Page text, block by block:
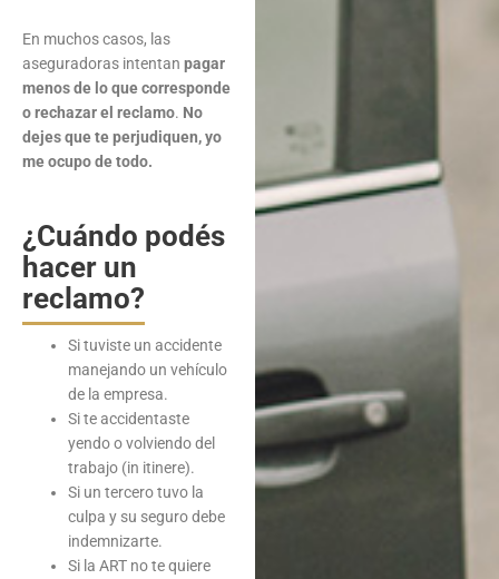
En muchos casos, las
aseguradoras intentan pagar
menos de lo que corresponde
o rechazar el reclamo. No
dejes que te perjudiquen, yo
me ocupo de todo.
¿Cuándo podés
hacer un
reclamo?
Si tuviste un accidente
manejando un vehículo
de la empresa.
Si te accidentaste
yendo o volviendo del
trabajo (in itinere).
Si un tercero tuvo la
culpa y su seguro debe
indemnizarte.
Si la ART no te quiere